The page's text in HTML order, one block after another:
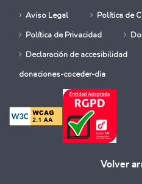
Aviso Legal
Política de
Política de Privacidad
Declaración de accesibilidad
donaciones-coceder-dia
Volver